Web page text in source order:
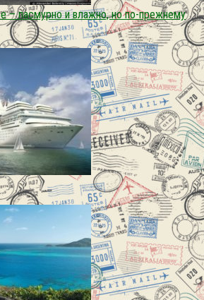
– пасмурно и влажно, но по-прежнему